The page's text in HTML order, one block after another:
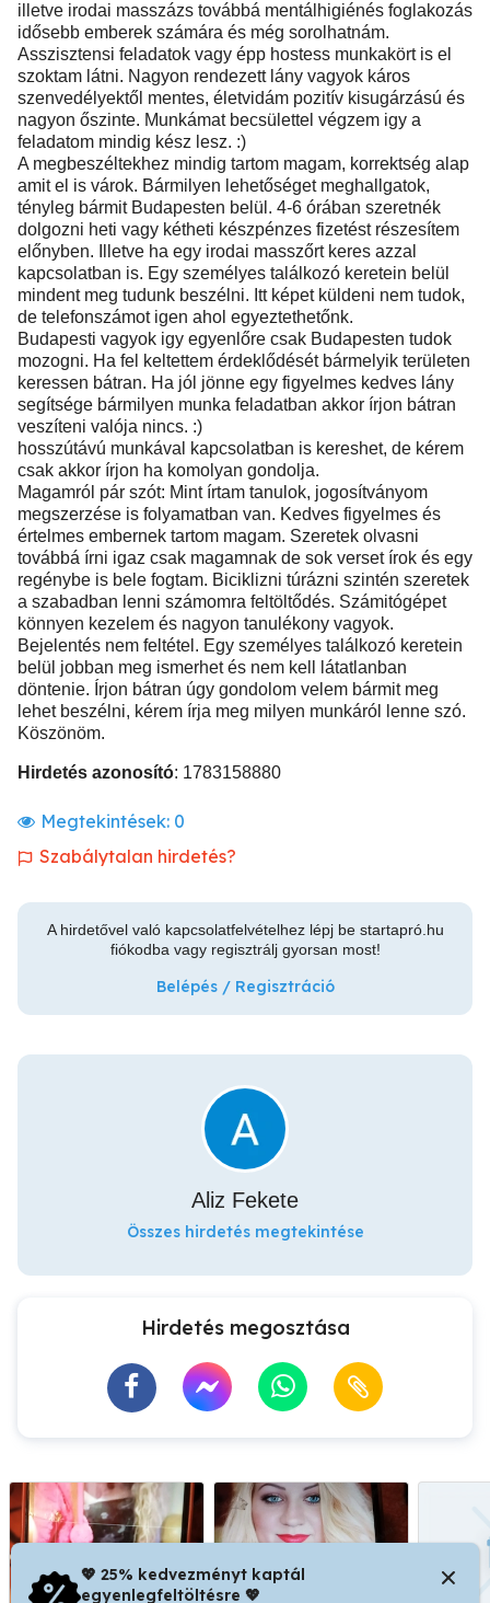
illetve irodai masszázs továbbá mentálhigiénés foglakozás
idősebb emberek számára és még sorolhatnám.
Asszisztensi feladatok vagy épp hostess munkakört is el
szoktam látni. Nagyon rendezett lány vagyok káros
szenvedélyektől mentes, életvidám pozitív kisugárzású és
nagyon őszinte. Munkámat becsülettel végzem igy a
feladatom mindig kész lesz. :)
A megbeszéltekhez mindig tartom magam, korrektség alap
amit el is várok. Bármilyen lehetőséget meghallgatok,
tényleg bármit Budapesten belül. 4-6 órában szeretnék
dolgozni heti vagy kétheti készpénzes fizetést részesítem
előnyben. Illetve ha egy irodai masszőrt keres azzal
kapcsolatban is. Egy személyes találkozó keretein belül
mindent meg tudunk beszélni. Itt képet küldeni nem tudok,
de telefonszámot igen ahol egyeztethetőnk.
Budapesti vagyok igy egyenlőre csak Budapesten tudok
mozogni. Ha fel keltettem érdeklődését bármelyik területen
keressen bátran. Ha jól jönne egy figyelmes kedves lány
segítsége bármilyen munka feladatban akkor írjon bátran
veszíteni valója nincs. :)
hosszútávú munkával kapcsolatban is kereshet, de kérem
csak akkor írjon ha komolyan gondolja.
Magamról pár szót: Mint írtam tanulok, jogosítványom
megszerzése is folyamatban van. Kedves figyelmes és
értelmes embernek tartom magam. Szeretek olvasni
továbbá írni igaz csak magamnak de sok verset írok és egy
regénybe is bele fogtam. Biciklizni túrázni szintén szeretek
a szabadban lenni számomra feltöltődés. Számitógépet
könnyen kezelem és nagyon tanulékony vagyok.
Bejelentés nem feltétel. Egy személyes találkozó keretein
belül jobban meg ismerhet és nem kell látatlanban
döntenie. Írjon bátran úgy gondolom velem bármit meg
lehet beszélni, kérem írja meg milyen munkáról lenne szó.
Köszönöm.
Hirdetés azonosító: 1783158880
Megtekintések: 0
Szabálytalan hirdetés?
A hirdetővel való kapcsolatfelvételhez lépj be startapró.hu
fiókodba vagy regisztrálj gyorsan most!
Belépés / Regisztráció
Aliz Fekete
Összes hirdetés megtekintése
Hirdetés megosztása
💖 25% kedvezményt kaptál
egyenlegfeltöltésre 💖